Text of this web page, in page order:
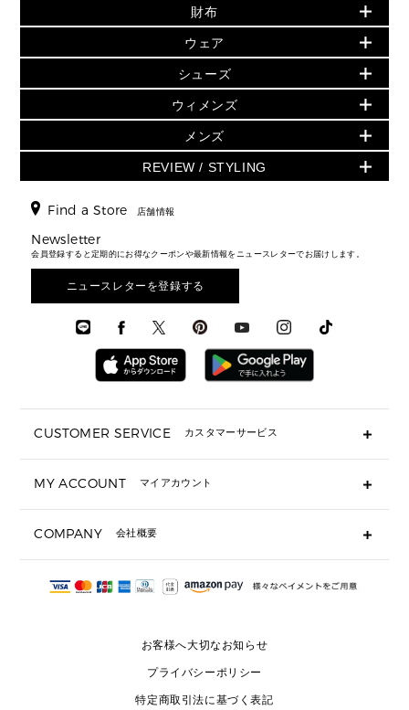
小物
シューズ・靴
ウェア
アクセサリー
時計
▶ メンズ
バッグ
ウェア
アクセサリー
追加アイテム
▶ ウィメンズすべて(ウェア・シューズ除く)
バッグ
財布・小物
ウェア
シューズ
時計・ジュエリー
アクセサリー
メンズ バッグ
メンズ 財布・小物
メンズ シューズ
メンズ ウェア
メンズ 時計・その他
▶ すべて
▶ ウィメンズすべて
財布・小物
アクセサリー
フレグランス
シューズ
▶ メンズすべて
メンズ財布・小物
メンズアクセサリー
メンズウェア
人気の定番アイテム
日本限定 - バッグ
▶ ウィメンズすべて
トートバッグ
ショルダーバッグ
クロスボディ・斜め掛け
トラベル
3 IN 1 / 2 IN 1 バッグ
▶ メンズすべて
財布
日本限定 - 財布・小物
▶ ウィメンズすべて
GREENWICH
折り財布(二つ折り・三つ折り)
長財布
▶ メンズすべて
ウェア
▶ ウィメンズすべて
トップス
スカート・パンツ
ジャケット・アウター
▶ メンズすべて
シューズ
▶ ウィメンズすべて
サンダル
スニーカー
▶ メンズすべて
ウィメンズ
人気の定番アイテム
▶ ウィメンズすべて
▶ バッグすべて
通勤・通学アイテム
3 IN 1 バッグ
ミニ財布・フラグメントケース
▶ 小物すべて
定期ケース・カードケース・名刺入れ
サンダル
スニーカー
▶ ウェア
メンズ
▶ メンズすべて
財布・小物
時計・ジュエリー
アクセサリー
REVIEW / STYLING
エディターレビュー
Find a Store 店舗情報
Newsletter
会員登録すると定期的にお得なクーポンや最新情報をニュースレターでお届けします。
ニュースレターを登録する
CUSTOMER SERVICE カスタマーサービス
ギフト用にラッピングができますか？
ショッピングバッグを購入商品分送ってもらえますか？
注文後に完了メールが受信できないのですが？
サイズ交換はできますか？
MY ACCOUNT マイアカウント
COMPANY 会社概要
会社概要
お客様へ大切なお知らせ
プライバシーポリシー
特定商取引法に基づく表記